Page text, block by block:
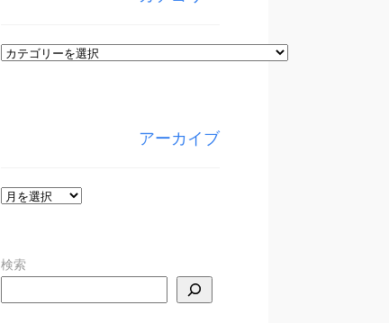
カ
アーカイブ
ア
イ
検索